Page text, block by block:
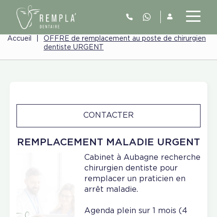
Accueil
OFFRE de remplacement au poste de chirurgien
dentiste URGENT
REMPLACEMENT MALADIE URGENT
CONTACTER
Cabinet à Aubagne recherche
chirurgien dentiste pour
remplacer un praticien en
arrêt maladie.
Agenda plein sur 1 mois (4